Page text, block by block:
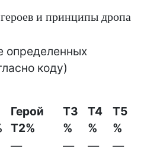
и принципы дропа
определенных
коду)
Герой
Т2%
T3
%
T4
%
T5
%
— — —
—